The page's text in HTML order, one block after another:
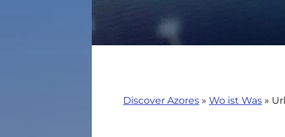
Discover Azores » Wo ist Was »